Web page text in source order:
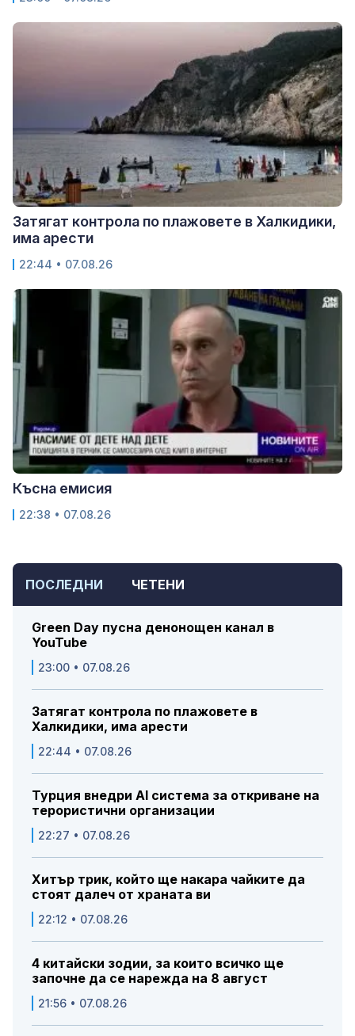
ПОСЛЕДНИ ЧЕТЕНИ
Green Day пусна денонощен канал в
YouTube
23:00 • 07.08.26
Затягат контрола по плажовете в
Халкидики, има арести
22:44 • 07.08.26
Турция внедри AI система за откриване на
терористични организации
22:27 • 07.08.26
Хитър трик, който ще накара чайките да
стоят далеч от храната ви
22:12 • 07.08.26
4 китайски зодии, за които всичко ще
започне да се нарежда на 8 август
21:56 • 07.08.26
Затягат контрола по плажовете в Халкидики,
има арести
22:44 • 07.08.26
Късна емисия
22:38 • 07.08.26